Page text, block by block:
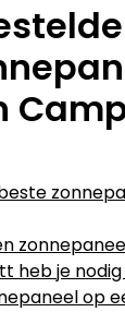
heb je
op